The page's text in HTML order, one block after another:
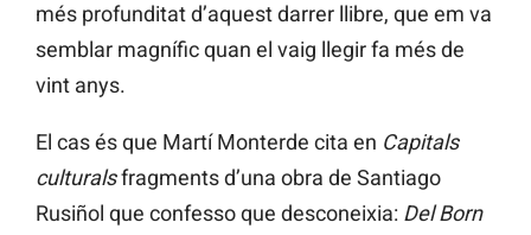
més profunditat d’aquest darrer llibre, que em va
semblar magnífic quan el vaig llegir fa més de
vint anys.
El cas és que Martí Monterde cita en Capitals
culturalsfragments d’una obra de Santiago
Rusiñol que confesso que desconeixia: Del Born